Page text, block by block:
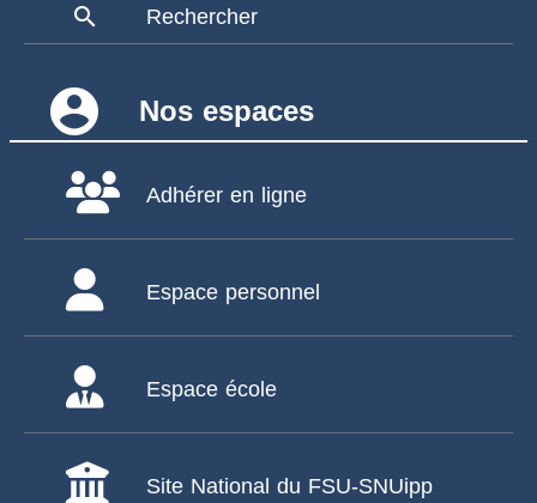
search Rechercher
account_circle Nos espaces
Adhérer en ligne
Espace personnel
Espace école
Site National du FSU-SNUipp